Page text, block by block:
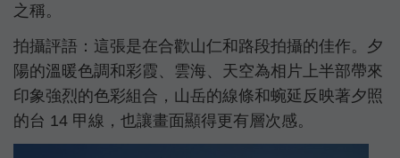
之稱。
拍攝評語：這張是在合歡山仁和路段拍攝的佳作。夕
陽的溫暖色調和彩霞、雲海、天空為相片上半部帶來
印象強烈的色彩組合，山岳的線條和蜿延反映著夕照
的台 14 甲線，也讓畫面顯得更有層次感。